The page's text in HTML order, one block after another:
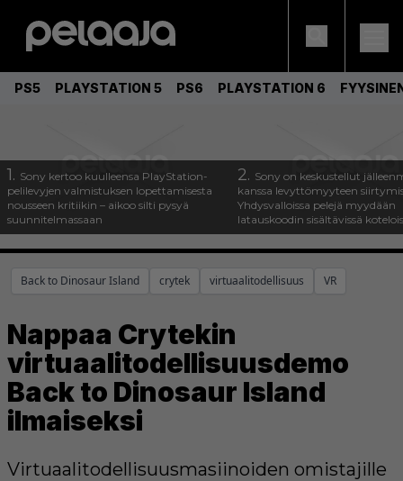
PS5 PLAYSTATION 5 PS6 PLAYSTATION 6
1. Sony kertoo kuulleensa PlayStation-
pelilevyjen valmistuksen lopettamisesta
nousseen kritiikin – aikoo silti pysyä
suunnitelmassaan
2. Sony on keskustellut
kanssa levyttömyyteen
Yhdysvalloissa pelejä myydään
latauskoodin sisältävissä
Back to Dinosaur Island crytek virtuaalitodellisuus VR
Nappaa Crytekin
virtuaalitodellisuusdemo
Back to Dinosaur Island
ilmaiseksi
Virtuaalitodellisuusmasiinoiden omistajille